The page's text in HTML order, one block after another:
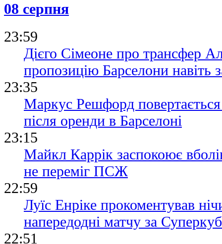
08 серпня
23:59
Дієго Сімеоне про трансфер
пропозицію Барселони навіть
23:35
Маркус Решфорд
після оренди в Барселоні
23:15
Майкл Каррік заспокоює
не переміг ПСЖ
22:59
Луїс Енріке прокоментував
напередодні матчу за
22:51